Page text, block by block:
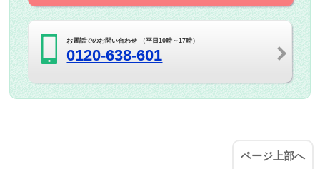
お電話でのお問い合わせ （平日10時～17時）
0120-638-601
ページ上部へ